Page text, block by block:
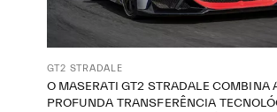
GT2 STRADALE
O MASERATI GT2 STRADALE COMBINA
PROFUNDA TRANSFERÊNCIA